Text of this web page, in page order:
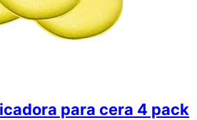
para cera 4 pack